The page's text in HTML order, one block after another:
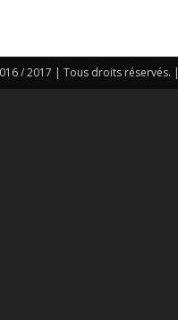
/ 2017 | Tous droits réservés. |